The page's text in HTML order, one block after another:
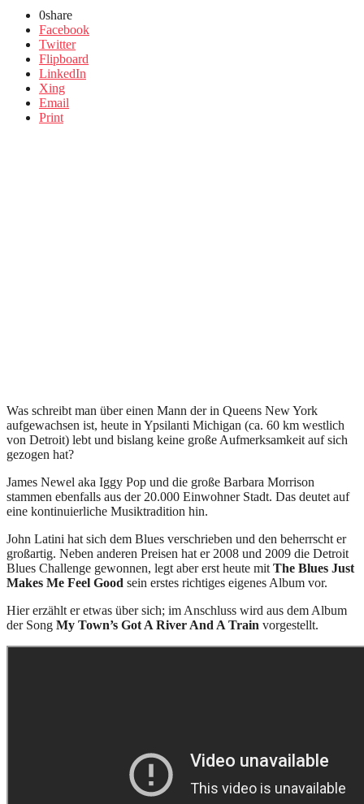
0share
Facebook
Twitter
Flipboard
LinkedIn
Xing
Email
Print
Was schreibt man über einen Mann der in Queens New York
aufgewachsen ist, heute in Ypsilanti Michigan (ca. 60 km westlich
von Detroit) lebt und bislang keine große Aufmerksamkeit auf sich
gezogen hat?
James Newel aka Iggy Pop und die große Barbara Morrison
stammen ebenfalls aus der 20.000 Einwohner Stadt. Das deutet auf
eine kontinuierliche Musiktradition hin.
John Latini hat sich dem Blues verschrieben und den beherrscht er
großartig. Neben anderen Preisen hat er 2008 und 2009 die Detroit
Blues Challenge gewonnen, legt aber erst heute mit The Blues Just
Makes Me Feel Good sein erstes richtiges eigenes Album vor.
Hier erzählt er etwas über sich; im Anschluss wird aus dem Album
der Song My Town’s Got A River And A Train vorgestellt.